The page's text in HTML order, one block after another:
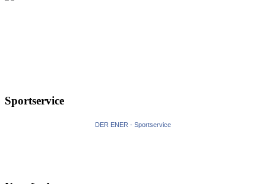
Sportservice
DER ENER - Sportservice